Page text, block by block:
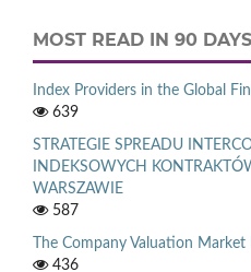
MOST READ IN 90 DAYS
Index Providers in the Global
639
STRATEGIE SPREADU
INDEKSOWYCH
WARSZAWIE
587
The Company Valuation
436